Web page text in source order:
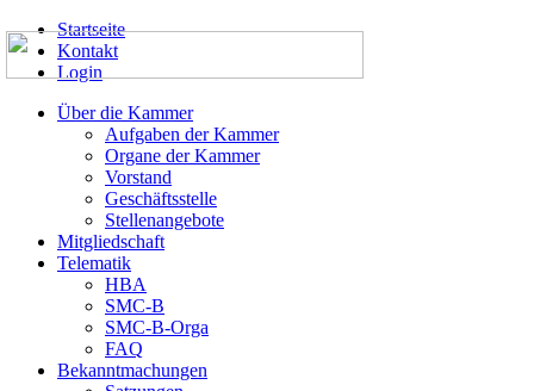
Startseite
Kontakt
Login
Über die Kammer
Aufgaben der Kammer
Organe der Kammer
Vorstand
Geschäftsstelle
Stellenangebote
Mitgliedschaft
Telematik
HBA
SMC-B
SMC-B-Orga
FAQ
Bekanntmachungen